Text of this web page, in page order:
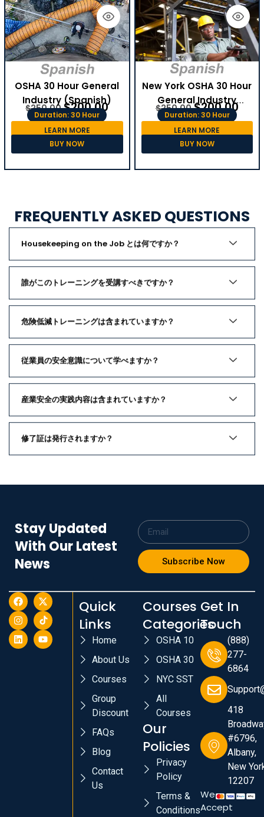
OSHA 30 Hour General
Industry (Spanish)
$250.00 $200.00
Duration: 30 Hour
LEARN MORE
BUY NOW
New York OSHA 30 Hour
General Industry
(Spanish)
$250.00 $200.00
Duration: 30 Hour
LEARN MORE
BUY NOW
FREQUENTLY ASKED QUESTIONS
Housekeeping on the Job とは何ですか？
誰がこのトレーニングを受講すべきですか？
危険低減トレーニングは含まれていますか？
従業員の安全意識について学べますか？
産業安全の実践内容は含まれていますか？
修了証は発行されますか？
Stay Updated
With Our Latest
News
Subscribe Now
Quick
Links
Home
About Us
Courses
Group
Discount
FAQs
Blog
Contact
Us
Courses
Categories
OSHA 10
OSHA 30
NYC SST
All
Courses
Our
Policies
Privacy
Policy
Terms &
Conditions
Get In
Touch
(888)
277-
6864
418
#6796,
Albany,
New
12207
We
Accept